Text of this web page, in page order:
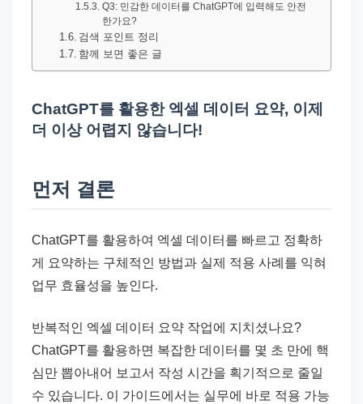
Q3: 민감한 데이터를 ChatGPT에 입력해도 안전
한가요?
검색 포인트 정리
함께 보면 좋은 글
ChatGPT를 활용한 엑셀 데이터 요약, 이제
더 이상 어렵지 않습니다!
먼저 결론
ChatGPT를 활용하여 엑셀 데이터를 빠르고 정확하
게 요약하는 구체적인 방법과 실제 적용 사례를 익혀
업무 효율성을 높인다.
반복적인 엑셀 데이터 요약 작업에 지치셨나요?
ChatGPT를 활용하면 복잡한 데이터를 몇 초 만에 핵
심만 뽑아내어 보고서 작성 시간을 획기적으로 줄일
수 있습니다. 이 가이드에서는 실무에 바로 적용 가능